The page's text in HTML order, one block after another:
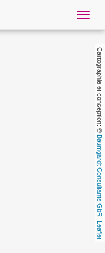
Cartographie et conception: ©
Baumgardt Consultants GbR
,
Leaflet